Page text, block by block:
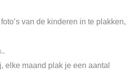
van de kinderen in te plakken,
elke maand plak je een aantal